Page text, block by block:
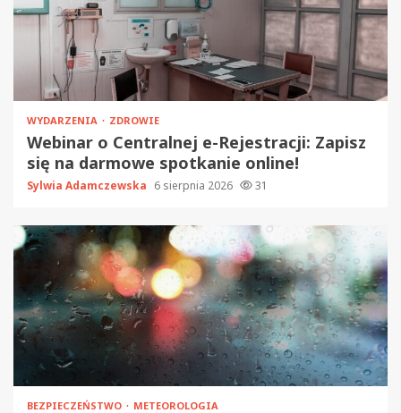
WYDARZENIA ZDROWIE
Webinar o Centralnej e-Rejestracji: Zapisz
się na darmowe spotkanie online!
Sylwia Adamczewska 6 sierpnia 2026 31
BEZPIECZEŃSTWO METEOROLOGIA